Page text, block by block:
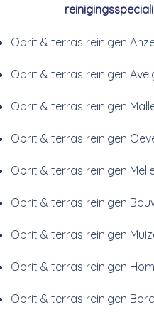
Oprit & terras reinigen
Oprit & terras reinigen
Oprit & terras reinigen
Oprit & terras reinigen
Oprit & terras reinigen
Oprit & terras reinigen
Oprit & terras reinigen
Oprit & terras reinigen
Oprit & terras reinigen